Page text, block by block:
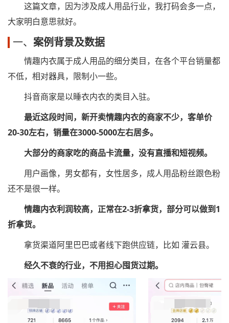
这篇文章，因为涉及成人用品行业，我打码会多一点，
大家明白意思就好。
一、 案例背景及数据
情趣内衣属于成人用品的细分类目，在各个平台销量都
不低，相对器具，限制小一些。
抖音商家是以睡衣内衣的类目入驻。
最近这段时间，新开卖情趣内衣的商家不少，客单价
20-30左右，销量在3000-5000左右居多。
大部分的商家吃的商品卡流量，没有直播和短视频。
用户画像，男女都有，女性居多，成人用品粉丝跟色粉
还不是很一样。
情趣内衣利润较高，正常在2-3折拿货，部分可以做到1
折拿货。
拿货渠道阿里巴巴或者线下跑供应链，比如 灌云县。
经久不衰的行业，不用担心囤货过期。